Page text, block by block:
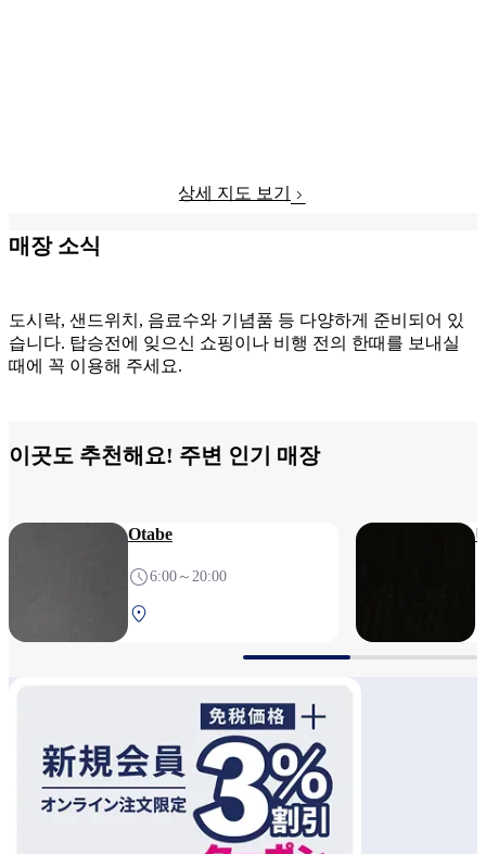
상세 지도 보기
매장 소식
도시락, 샌드위치, 음료수와 기념품 등 다양하게 준비되어 있
습니다. 탑승전에 잊으신 쇼핑이나 비행 전의 한때를 보내실
때에 꼭 이용해 주세요.
이곳도 추천해요! 주변 인기 매장
Otabe
6:00～20:00